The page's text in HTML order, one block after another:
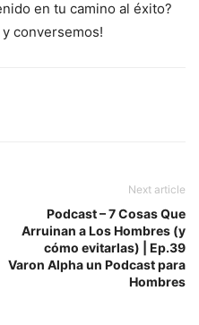
en tu camino al éxito?
conversemos!
Next article
Podcast – 7 Cosas Que
Arruinan a Los Hombres (y
cómo evitarlas) | Ep.39
Varon Alpha un Podcast para
Hombres